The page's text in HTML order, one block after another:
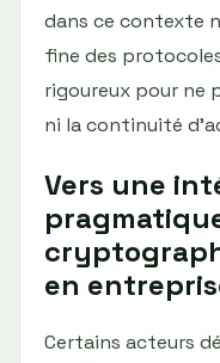
dans ce contexte
fine des
rigoureux pour ne
ni la continuité
Vers une
en
Certains acteurs